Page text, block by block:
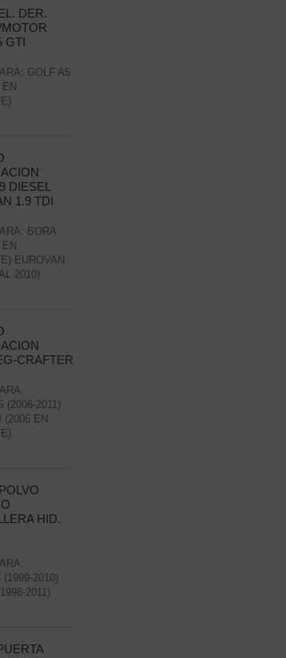
DER.
GTI
GOLF A5
DIESEL
1.9 TDI
BORA
EUROVAN
2010)
CRAFTER
(2006-2011)
(2006 EN
HID.
2010)
2011)